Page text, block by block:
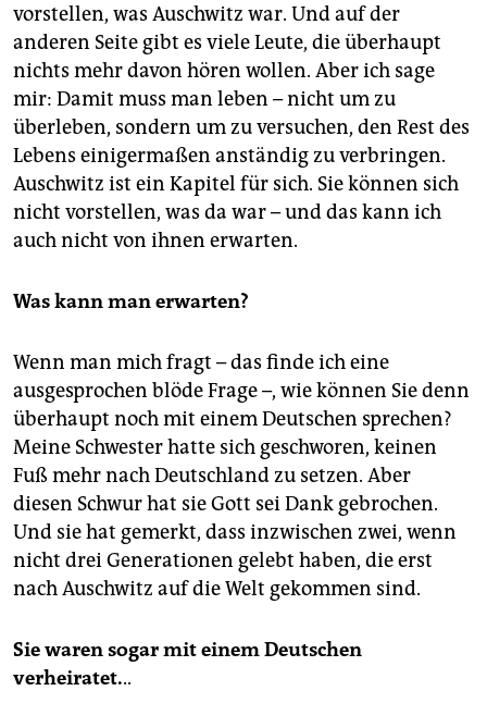
vorstellen, was Auschwitz war. Und auf der
anderen Seite gibt es viele Leute, die überhaupt
nichts mehr davon hören wollen. Aber ich sage
mir: Damit muss man leben – nicht um zu
überleben, sondern um zu versuchen, den Rest des
Lebens einigermaßen anständig zu verbringen.
Auschwitz ist ein Kapitel für sich. Sie können sich
nicht vorstellen, was da war – und das kann ich
auch nicht von ihnen erwarten.
Was kann man erwarten?
Wenn man mich fragt – das finde ich eine
ausgesprochen blöde Frage –, wie können Sie denn
überhaupt noch mit einem Deutschen sprechen?
Meine Schwester hatte sich geschworen, keinen
Fuß mehr nach Deutschland zu setzen. Aber
diesen Schwur hat sie Gott sei Dank gebrochen.
Und sie hat gemerkt, dass inzwischen zwei, wenn
nicht drei Generationen gelebt haben, die erst
nach Auschwitz auf die Welt gekommen sind.
Sie waren sogar mit einem Deutschen
verheiratet...